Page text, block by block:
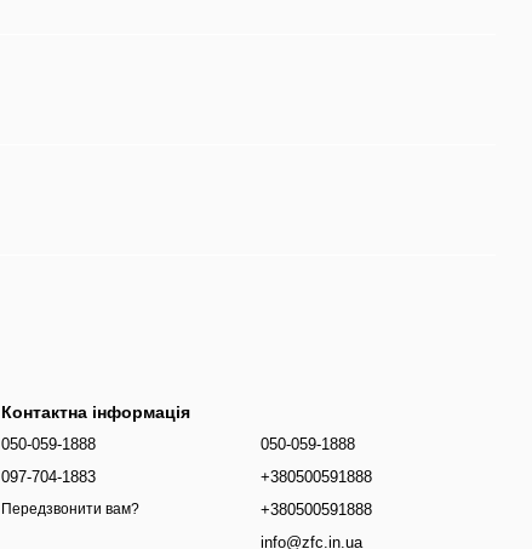
Контактна інформація
050-059-1888
097-704-1883
Передзвонити вам?
050-059-1888
+380500591888
+380500591888
info@zfc.in.ua